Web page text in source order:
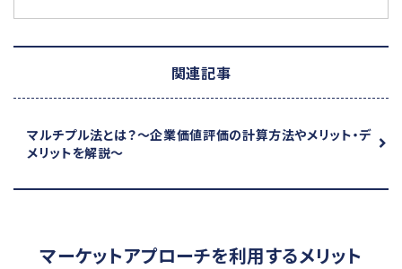
関連記事
マルチプル法とは？～企業価値評価の計算方法やメリット・デ
メリットを解説～
マーケットアプローチを利用するメリット